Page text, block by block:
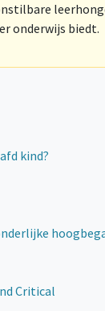
onderwijs biedt.
kind?
Critical